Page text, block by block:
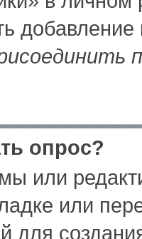
опрос?
или
или
для